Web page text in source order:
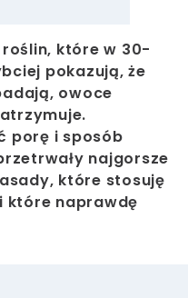
które w 30-
pokazują, że
owoce
porę i sposób
najgorsze
które stosuję
które naprawdę